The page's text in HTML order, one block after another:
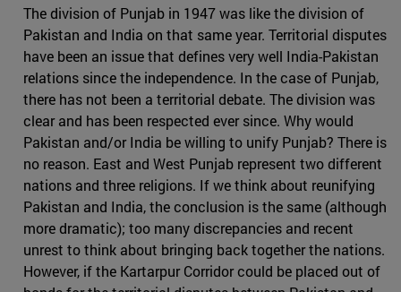
The division of Punjab in 1947 was like the division of
Pakistan and India on that same year. Territorial disputes
have been an issue that defines very well India-Pakistan
relations since the independence. In the case of Punjab,
there has not been a territorial debate. The division was
clear and has been respected ever since. Why would
Pakistan and/or India be willing to unify Punjab? There is
no reason. East and West Punjab represent two different
nations and three religions. If we think about reunifying
Pakistan and India, the conclusion is the same (although
more dramatic); too many discrepancies and recent
unrest to think about bringing back together the nations.
However, if the Kartarpur Corridor could be placed out of